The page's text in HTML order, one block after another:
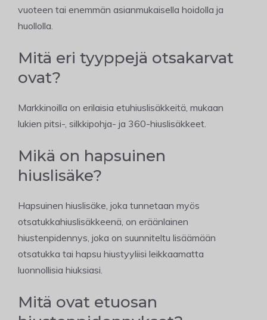
vuoteen tai enemmän asianmukaisella hoidolla ja
huollolla.
Mitä eri tyyppejä otsakarvat
ovat?
Markkinoilla on erilaisia etuhiuslisäkkeitä, mukaan
lukien pitsi-, silkkipohja- ja 360-hiuslisäkkeet.
Mikä on hapsuinen
hiuslisäke?
Hapsuinen hiuslisäke, joka tunnetaan myös
otsatukkahiuslisäkkeenä, on eräänlainen
hiustenpidennys, joka on suunniteltu lisäämään
otsatukka tai hapsu hiustyyliisi leikkaamatta
luonnollisia hiuksiasi.
Mitä ovat etuosan